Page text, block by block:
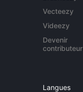
Vecteezy
Videezy
Devenir
contributeur
Langues